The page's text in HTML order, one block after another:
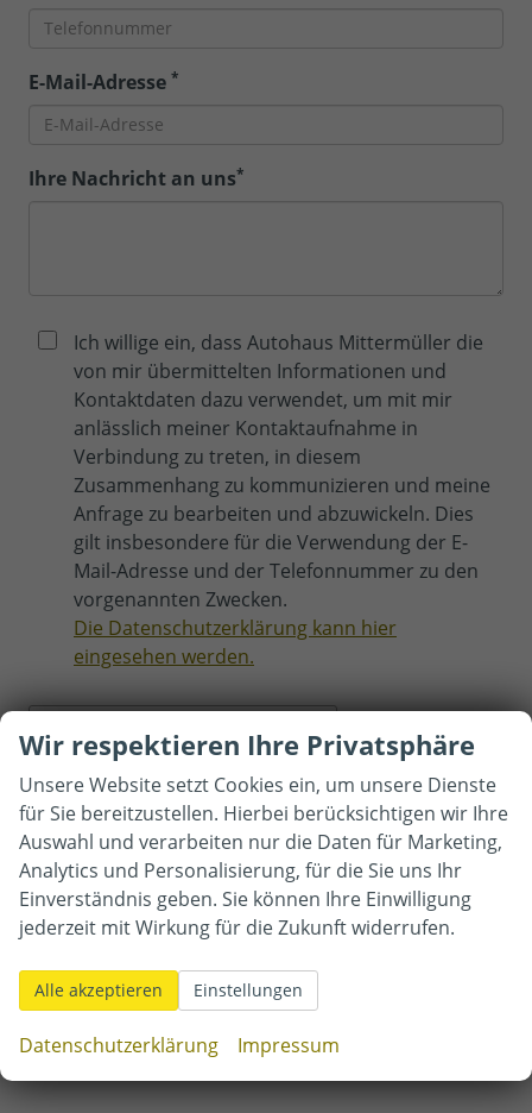
E-Mail-Adresse *
Ihre Nachricht an uns*
Ich willige ein, dass Autohaus Mittermüller die
von mir übermittelten Informationen und
Kontaktdaten dazu verwendet, um mit mir
anlässlich meiner Kontaktaufnahme in
Verbindung zu treten, in diesem
Zusammenhang zu kommunizieren und meine
Anfrage zu bearbeiten und abzuwickeln. Dies
gilt insbesondere für die Verwendung der E-
Mail-Adresse und der Telefonnummer zu den
vorgenannten Zwecken.
Die Datenschutzerklärung kann hier
eingesehen werden.
Verifziere …
Senden
Autohaus Mittermüller e.K.
85625Glonn
Telefon: 08093 - 759
Telefax:
08093 - 3225
E-Mail: mittermueller@autohaus-mittermueller.de
Wir respektieren Ihre Privatsphäre
Unsere Website setzt Cookies ein, um unsere Dienste
für Sie bereitzustellen. Hierbei berücksichtigen wir Ihre
Auswahl und verarbeiten nur die Daten für Marketing,
Analytics und Personalisierung, für die Sie uns Ihr
Einverständnis geben. Sie können Ihre Einwilligung
jederzeit mit Wirkung für die Zukunft widerrufen.
Alle akzeptieren Einstellungen
Datenschutzerklärung Impressum